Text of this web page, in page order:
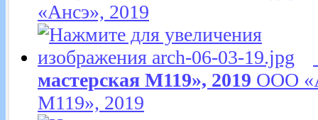
«Ансэ», 2019
мастерская М119», 2019 ООО
М119», 2019